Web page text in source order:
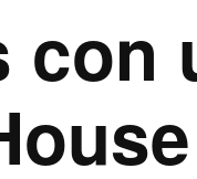
con